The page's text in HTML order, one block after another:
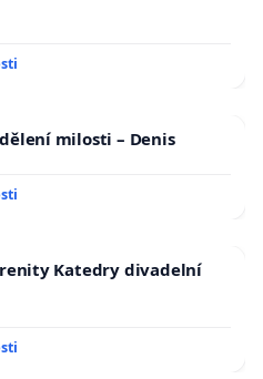
milosti – Denis
Katedry divadelní